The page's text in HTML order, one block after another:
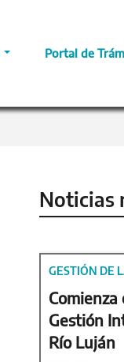
Portal de
Noticias
GESTIÓN DE
Gestión
Río Luján